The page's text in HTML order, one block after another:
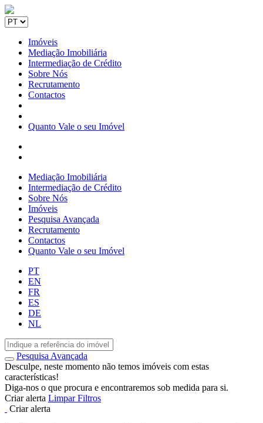
Imóveis
Mediação Imobiliária
Intermediação de Crédito
Sobre Nós
Recrutamento
Contactos
Quanto Vale o seu Imóvel
Mediação Imobiliária
Intermediação de Crédito
Sobre Nós
Imóveis
Pesquisa Avançada
Recrutamento
Contactos
Quanto Vale o seu Imóvel
PT
EN
FR
ES
DE
NL
Pesquisa Avançada
Desculpe, neste momento não temos imóveis com estas
características!
Diga-nos o que procura e encontraremos sob medida para si.
Criar alerta Limpar Filtros
Criar alerta